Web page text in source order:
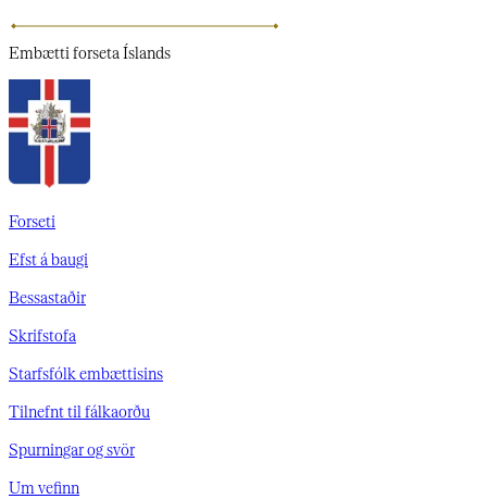
Embætti forseta Íslands
Forseti
Efst á baugi
Bessastaðir
Skrifstofa
Starfsfólk embættisins
Tilnefnt til fálkaorðu
Spurningar og svör
Um vefinn